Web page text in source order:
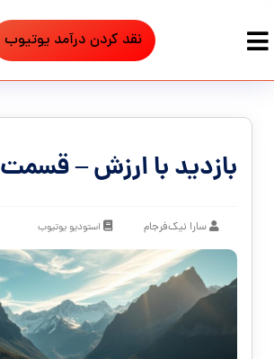
نقد کردن درآمد یوتیوب
بازدید با ارزش – قسمت ۷۱
سارا نیک‌فرجام استودیو یوتیوب